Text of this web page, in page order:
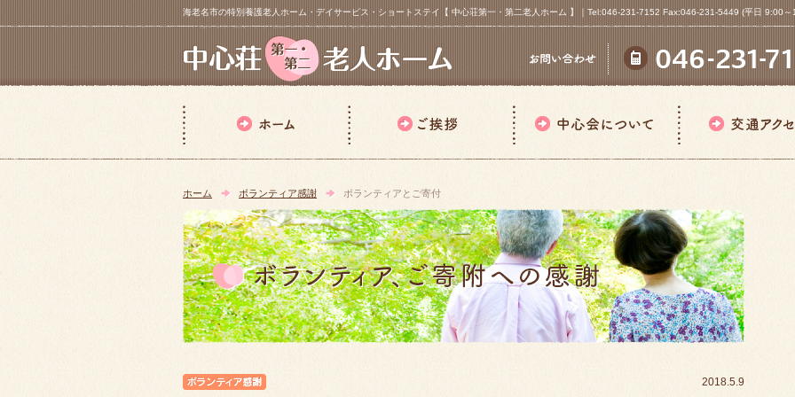
海老名市の特別養護老人ホーム・デイサービス・ショートステイ【 中心荘第一・第二老人ホーム 】｜Tel:046-231-7152 Fax:046-231-5449 (平日 9:00
ホーム ボランティア感謝 ボランティアとご寄付
2018.5.9